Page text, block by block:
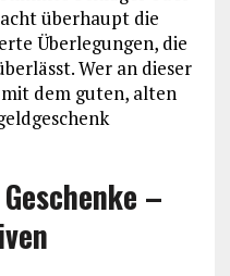
überhaupt die
Überlegungen, die
Wer an dieser
dem guten, alten
–